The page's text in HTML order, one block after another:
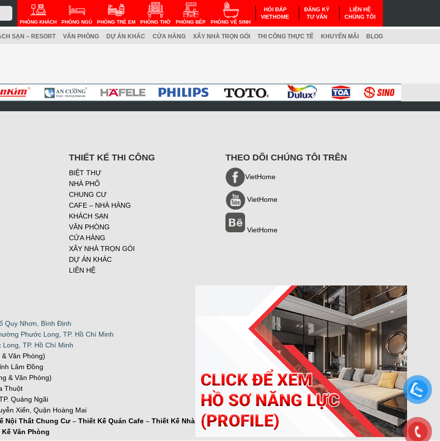
PHÒNG KHÁCH PHÒNG NGỦ PHÒNG TRẺ EM PHÒNG THỜ PHÒNG BẾP PHÒNG VỆ SINH
HỎI ĐÁP
VIETHOME
ĐĂNG KÝ
TƯ VẤN
LIÊN HỆ
CHÚNG TÔI
SẠN – RESORT VĂN PHÒNG DỰ ÁN KHÁC CỬA HÀNG XÂY NHÀ TRỌN GÓI THI CÔNG THỰC TẾ KHUYẾN MÃI BLOG
THIẾT KẾ THI CÔNG
BIỆT THỰ
NHÀ PHỐ
CHUNG CƯ
CAFE – NHÀ HÀNG
KHÁCH SẠN
VĂN PHÒNG
CỬA HÀNG
XÂY NHÀ TRỌN GÓI
DỰ ÁN KHÁC
LIÊN HỆ
THEO DÕI CHÚNG TÔI TRÊN
VietHome
VietHome
VietHome
Quy Nhơn, Bình Định
Phước Long, TP. Hồ Chí Minh
TP. Hồ Chí Minh
Văn Phòng)
Lâm Đồng
& Văn Phòng)
Thuột
Quảng Ngãi
Xiển, Quận Hoàng Mai
Nội Thất Chung Cư– Thiết Kế Quán Cafe – Thiết Kế Nhà
Văn Phòng